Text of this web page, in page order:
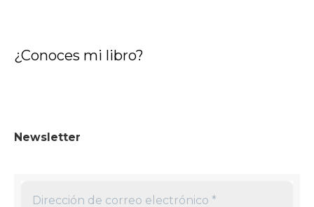
:¿Conoces mi libro?
Newsletter